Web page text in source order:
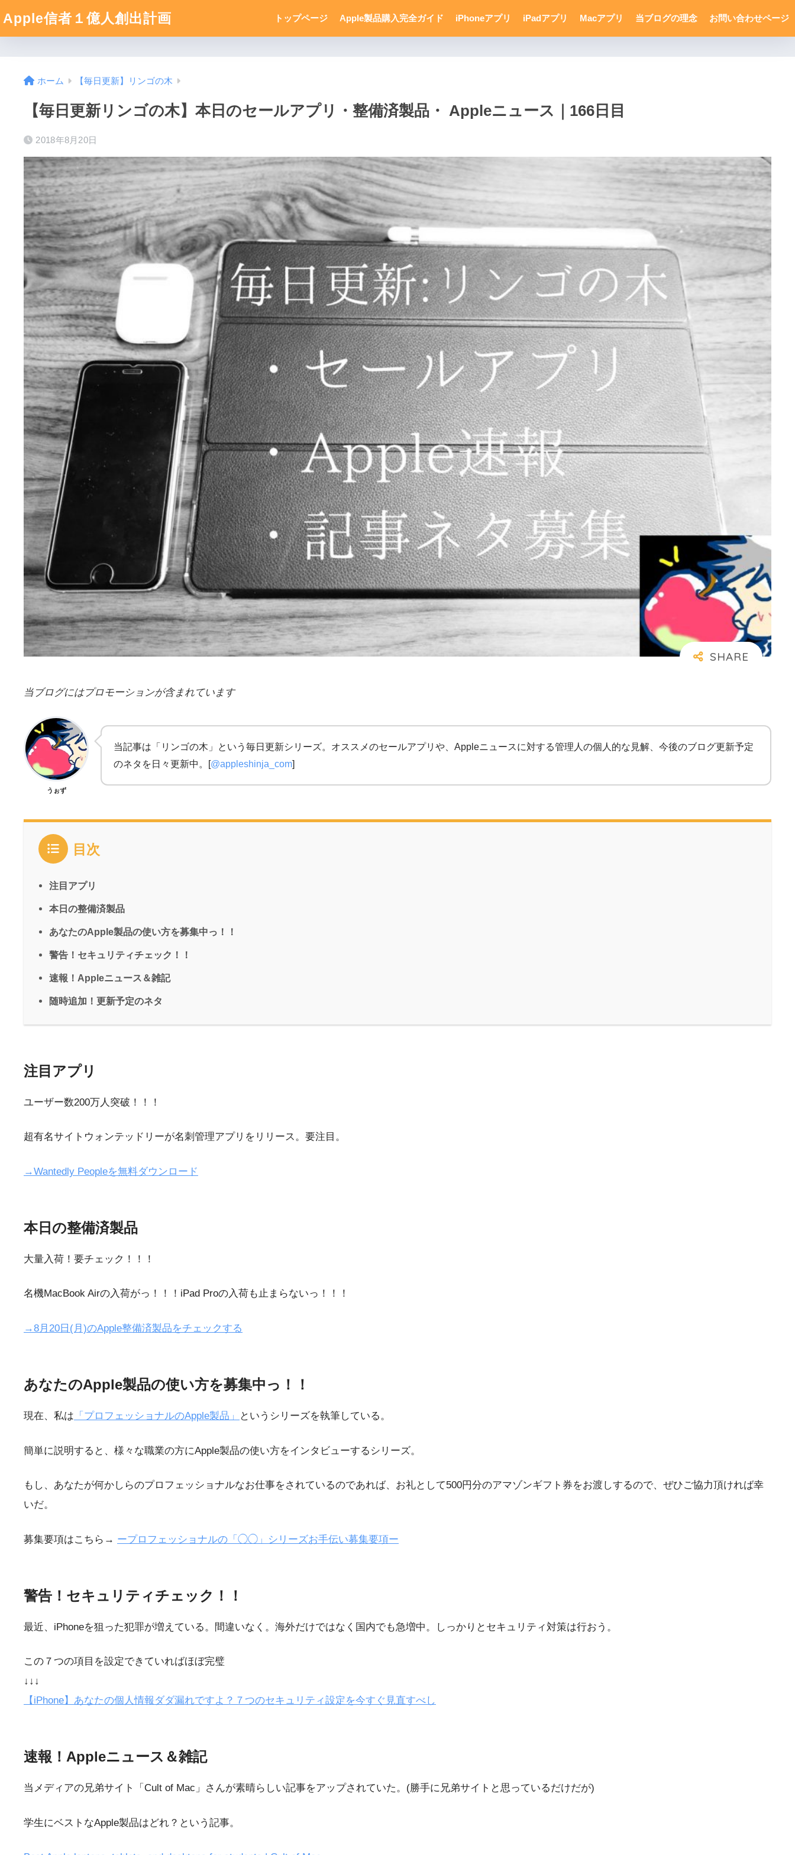
Apple信者１億人創出計画 トップページ Apple製品購入完全ガイド iPhoneアプリ iPadアプリ Macアプリ 当ブログの理念 お問い合わせページ
ホーム 【毎日更新】リンゴの木
【毎日更新リンゴの木】本日のセールアプリ・整備済製品・ Appleニュース｜166日目
2018年8月20日
当ブログにはプロモーションが含まれています
うぉず
当記事は「リンゴの木」という毎日更新シリーズ。オススメのセールアプリや、Appleニュースに対する管理人の個人的な見解、今後のブログ更新予定
のネタを日々更新中。[@appleshinja_com]
目次
注目アプリ
本日の整備済製品
あなたのApple製品の使い方を募集中っ！！
警告！セキュリティチェック！！
速報！Appleニュース＆雑記
随時追加！更新予定のネタ
注目アプリ
ユーザー数200万人突破！！！
超有名サイトウォンテッドリーが名刺管理アプリをリリース。要注目。
→Wantedly Peopleを無料ダウンロード
本日の整備済製品
大量入荷！要チェック！！！
名機MacBook Airの入荷がっ！！！iPad Proの入荷も止まらないっ！！！
→8月20日(月)のApple整備済製品をチェックする
あなたのApple製品の使い方を募集中っ！！
現在、私は 「プロフェッショナルのApple製品」 というシリーズを執筆している。
簡単に説明すると、様々な職業の方にApple製品の使い方をインタビューするシリーズ。
もし、あなたが何かしらのプロフェッショナルなお仕事をされているのであれば、お礼として500円分のアマゾンギフト券をお渡しするので、ぜひご協力頂ければ幸
いだ。
募集要項はこちら→ ープロフェッショナルの「◯◯」シリーズお手伝い募集要項ー
警告！セキュリティチェック！！
最近、iPhoneを狙った犯罪が増えている。間違いなく。海外だけではなく国内でも急増中。しっかりとセキュリティ対策は行おう。
この７つの項目を設定できていればほぼ完璧
↓↓↓
【iPhone】あなたの個人情報ダダ漏れですよ？７つのセキュリティ設定を今すぐ見直すべし
速報！Appleニュース＆雑記
当メディアの兄弟サイト「Cult of Mac」さんが素晴らしい記事をアップされていた。(勝手に兄弟サイトと思っているだけだが)
学生にベストなApple製品はどれ？という記事。